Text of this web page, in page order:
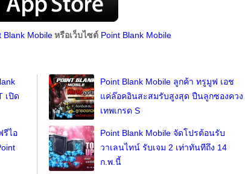
Blank Mobileหรือเว็บไซต์ Point Blank Mobile
เปิด
รีไอ
Point Blank Mobile ลูกค้า ทรูมูฟ เอช
แค่ล๊อคอินสะสมรับสูงสุด ปืนลูกซองควง
เทพเกรด S
Point Blank Mobile จัดโปรต้อนรับ
วาเลนไทน์ รับเจม 2 เท่าทันทีถึง 14
ก.พ.นี้